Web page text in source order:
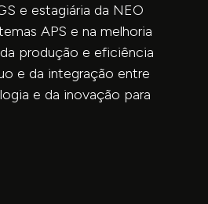
e estagiária da NEO
APS e na melhoria
produção e eficiência
e da integração entre
e da inovação para